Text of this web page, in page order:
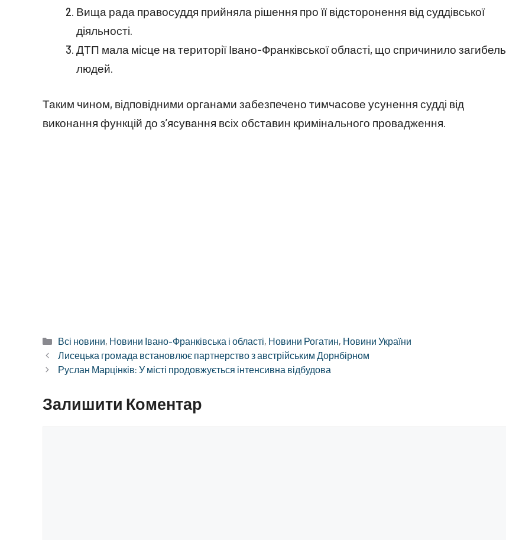
Вища рада правосуддя прийняла рішення про її відсторонення від суддівської
діяльності.
ДТП мала місце на території Івано-Франківської області, що спричинило загибель
людей.
Таким чином, відповідними органами забезпечено тимчасове усунення судді від
виконання функцій до з’ясування всіх обставин кримінального провадження.
Категорії
Всі новини, Новини Івано-Франківська і області, Новини Рогатин, Новини України
Лисецька громада встановлює партнерство з австрійським Дорнбірном
Руслан Марцінків: У місті продовжується інтенсивна відбудова
Залишити Коментар